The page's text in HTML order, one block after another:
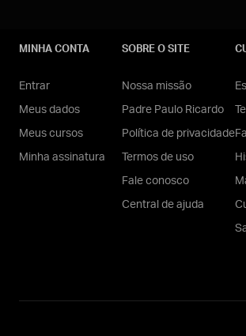
MINHA CONTA
Entrar
Meus dados
Meus cursos
Minha assinatura
SOBRE O SITE
Nossa missão
Padre Paulo Ricardo
Política de privacidade
Termos de uso
Fale conosco
Central de ajuda